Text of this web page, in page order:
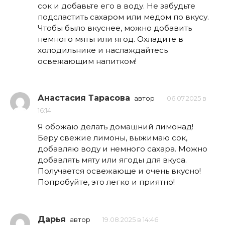
сок и добавьте его в воду. Не забудьте
подсластить сахаром или медом по вкусу.
Чтобы было вкуснее, можно добавить
немного мяты или ягод. Охладите в
холодильнике и наслаждайтесь
освежающим напитком!
Анастасия Тарасова автор
06.07.2025 в
16:14
Я обожаю делать домашний лимонад!
Беру свежие лимоны, выжимаю сок,
добавляю воду и немного сахара. Можно
добавлять мяту или ягоды для вкуса.
Получается освежающе и очень вкусно!
Попробуйте, это легко и приятно!
Дарья автор 19.08.2025 в 14:46